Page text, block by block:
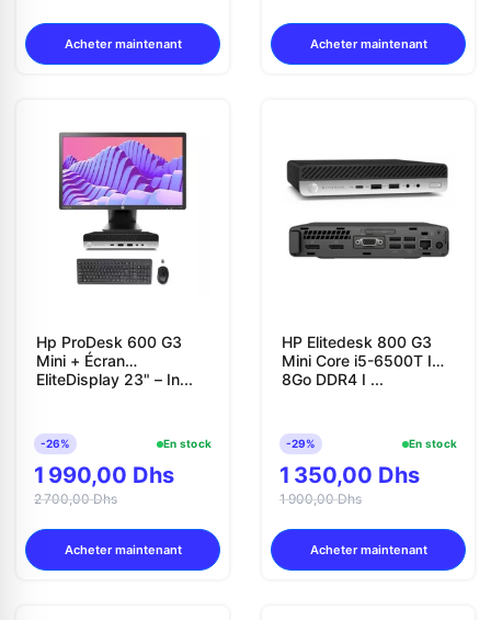
06 36 88 27 81
Envoyer un message
Acheter maintenant Acheter maintenant
Hp ProDesk 600 G3
Mini + Écran
EliteDisplay 23" – In...
-26% En stock
1 990,00 Dhs
2 700,00 Dhs
Acheter maintenant
HP Elitedesk 800 G3
Mini Core i5-6500T I
8Go DDR4 I ...
-29% En stock
1 350,00 Dhs
1 900,00 Dhs
Acheter maintenant